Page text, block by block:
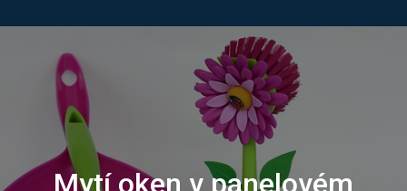
Mytí oken v panelovém